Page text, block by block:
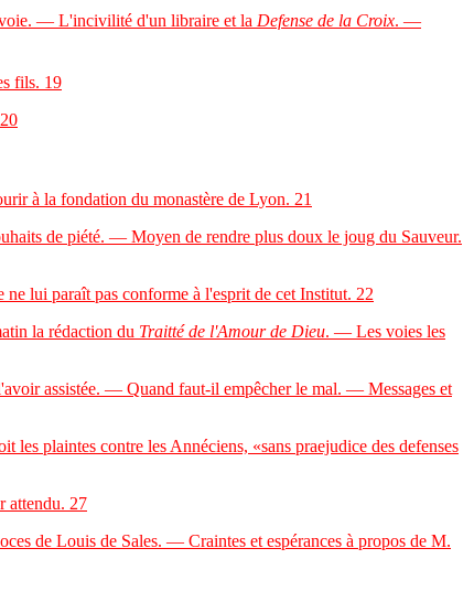
— L'incivilité d'un libraire et la Defense de la Croix. —
fils. 19
20
à la fondation du monastère de Lyon. 21
de piété. — Moyen de rendre plus doux le joug du Sauveur.
lui paraît pas conforme à l'esprit de cet Institut. 22
la rédaction du Traitté de l'Amour de Dieu. — Les voies les
assistée. — Quand faut-il empêcher le mal. — Messages et
plaintes contre les Annéciens, «sans praejudice des defenses
attendu. 27
de Louis de Sales. — Craintes et espérances à propos de M.